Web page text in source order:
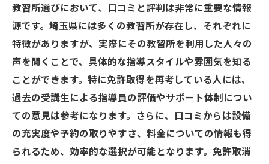
教習所選びにおいて、口コミと評判は非常に重要な情報
源です。埼玉県には多くの教習所が存在し、それぞれに
特徴がありますが、実際にその教習所を利用した人々の
声を聞くことで、具体的な指導スタイルや雰囲気を知る
ことができます。特に免許取得を再考している人には、
過去の受講生による指導員の評価やサポート体制につい
ての意見は参考になります。さらに、口コミからは設備
の充実度や予約の取りやすさ、料金についての情報も得
られるため、効率的な選択が可能となります。免許取消